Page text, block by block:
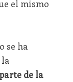
el mismo
se ha
de la